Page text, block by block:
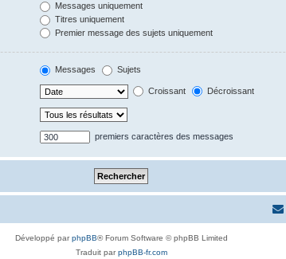
Messages uniquement
Titres uniquement
Premier message des sujets uniquement
Messages Sujets
Croissant Décroissant
premiers caractères des messages
Développé parphpBB® Forum Software © phpBB Limited
Traduit parphpBB-fr.com